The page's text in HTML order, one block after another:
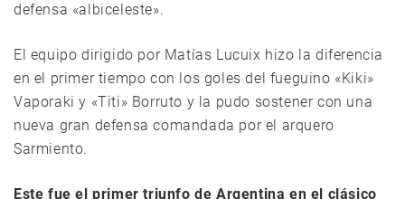
defensa «albiceleste».
El equipo dirigido por Matías Lucuix hizo la diferencia
en el primer tiempo con los goles del fueguino «Kiki»
Vaporaki y «Titi» Borruto y la pudo sostener con una
nueva gran defensa comandada por el arquero
Sarmiento.
Este fue el primer triunfo de Argentina en el clásico